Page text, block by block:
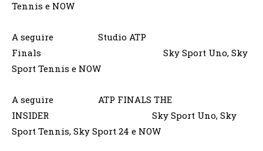
Tennis e NOW
A seguire Studio ATP
Finals Sky Sport Uno, Sky
Sport Tennis e NOW
A seguire ATP FINALS THE
INSIDER Sky Sport Uno, Sky
Sport Tennis, Sky Sport 24 e NOW